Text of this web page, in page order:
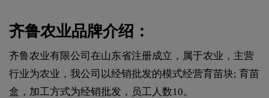
齐鲁农业品牌介绍：
齐鲁农业有限公司在山东省注册成立，属于农业，主营
行业为农业，我公司以经销批发的模式经营育苗块; 育苗
盒，加工方式为经销批发，员工人数10。